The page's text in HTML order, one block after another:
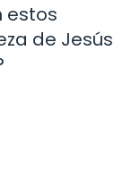
estos
de Jesús